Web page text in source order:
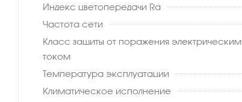
Индекс цветопередачи Ra
Частота сети
Класс защиты от поражения электрическим
током
Температура эксплуатации
Климатическое исполнение